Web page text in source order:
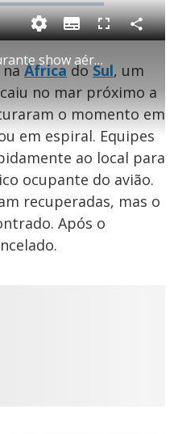
Avião cai no mar durante show aéreo na África do Sul
S
u
b
t
l
s
F
s
c
r
e
n
C
o
a
r
i
l
a
naÁfricadoSul, um
no mar próximo a
o momento em
em espiral. Equipes
ao local para
ocupante do avião.
recuperadas, mas o
Após o